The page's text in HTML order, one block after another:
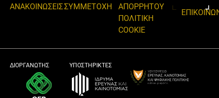
ΑΝΑΚΟΙΝΩΣΕΙΣΣΥΜΜΕΤΟΧΗ
ΑΠΟΡΡΗΤΟΥ
ΠΟΛΙΤΙΚΗ
COOKIE
ΔΙΟΡΓΑΝΩΤΗΣ ΥΠΟΣΤΗPΙΚΤΕΣ